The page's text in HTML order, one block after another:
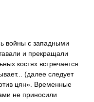
войны с западными
и прекращали
костях встречается
(далее следует
цян». Временные
не приносили